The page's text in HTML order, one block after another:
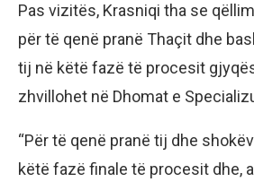
Pas vizitës, Krasniqi tha se
për të qenë pranë Thaçit dhe
tij në këtë fazë të procesit
zhvillohet në Dhomat e
“Për të qenë pranë tij dhe
këtë fazë finale të procesit dhe,